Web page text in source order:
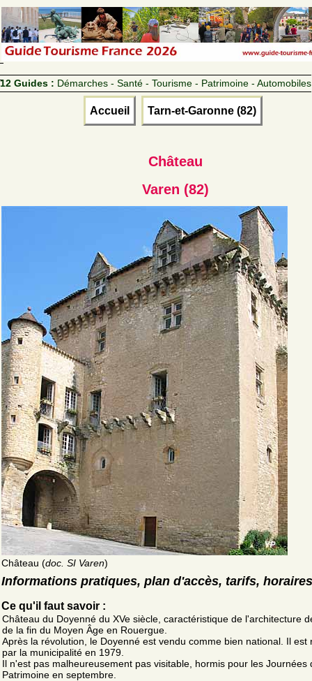
12 Guides : Démarches - Santé - Tourisme - Patrimoine - Automobiles
Accueil Tarn-et-Garonne (82)
Château
Varen (82)
Château (doc. SI Varen)
Informations pratiques, plan d'accès, tarifs, horaires
Ce qu'il faut savoir :
Château du Doyenné du XVe siècle, caractéristique de l'architecture
de la fin du Moyen Âge en Rouergue.
Après la révolution, le Doyenné est vendu comme bien national. Il est
par la municipalité en 1979.
Il n'est pas malheureusement pas visitable, hormis pour les Journées
Patrimoine en septembre.